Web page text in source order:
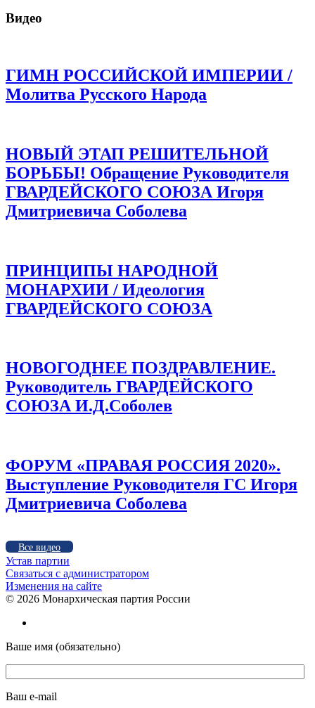
Видео
ГИМН РОССИЙСКОЙ ИМПЕРИИ /
Молитва Русского Народа
НОВЫЙ ЭТАП РЕШИТЕЛЬНОЙ
БОРЬБЫ! Обращение Руководителя
ГВАРДЕЙСКОГО СОЮЗА Игоря
Дмитриевича Соболева
ПРИНЦИПЫ НАРОДНОЙ
МОНАРХИИ / Идеология
ГВАРДЕЙСКОГО СОЮЗА
НОВОГОДНЕЕ ПОЗДРАВЛЕНИЕ.
Руководитель ГВАРДЕЙСКОГО
СОЮЗА И.Д.Соболев
ФОРУМ «ПРАВАЯ РОССИЯ 2020».
Выступление Руководителя ГС Игоря
Дмитриевича Соболева
Все видео
Устав партии
Связаться с администратором
Изменения на сайте
© 2026 Монархическая партия России
Ваше имя (обязательно)
Ваш e-mail